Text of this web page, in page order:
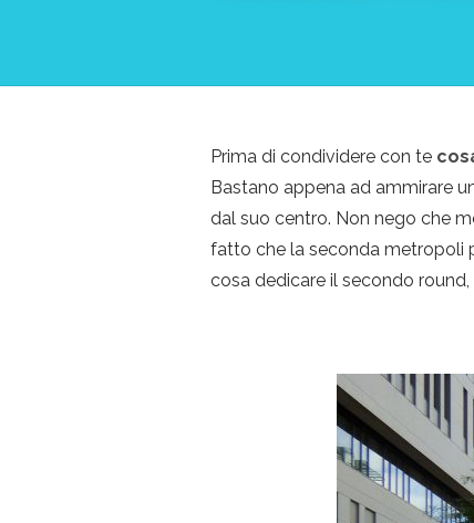
Prima di condividere con te
Bastano appena ad ammirare
dal suo centro. Non nego che
fatto che la seconda metropoli
cosa dedicare il secondo